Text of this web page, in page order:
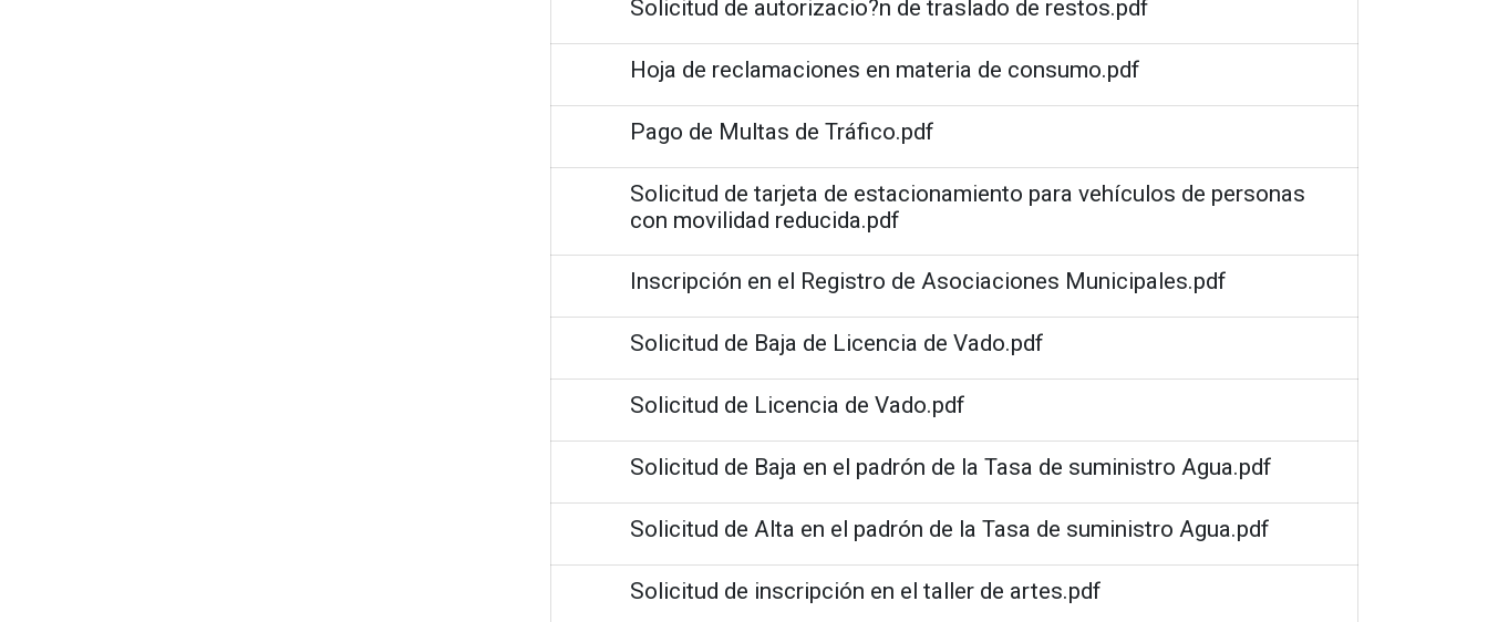
Solicitud de autorizacio?n de traslado de restos.pdf
Hoja de reclamaciones en materia de consumo.pdf
Pago de Multas de Tráfico.pdf
Solicitud de tarjeta de estacionamiento para vehículos de personas
con movilidad reducida.pdf
Inscripción en el Registro de Asociaciones Municipales.pdf
Solicitud de Baja de Licencia de Vado.pdf
Solicitud de Licencia de Vado.pdf
Solicitud de Baja en el padrón de la Tasa de suministro Agua.pdf
Solicitud de Alta en el padrón de la Tasa de suministro Agua.pdf
Solicitud de inscripción en el taller de artes.pdf